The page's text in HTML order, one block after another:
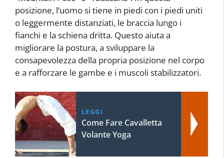
posizione, l’uomo si tiene in piedi con i piedi uniti
o leggermente distanziati, le braccia lungo i
fianchi e la schiena dritta. Questo aiuta a
migliorare la postura, a sviluppare la
consapevolezza della propria posizione nel corpo
e a rafforzare le gambe e i muscoli stabilizzatori.
LEGGI
Come Fare Cavalletta
Volante Yoga